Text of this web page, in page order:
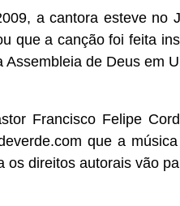
a cantora esteve no
que a canção foi feita
Assembleia de Deus em
Francisco Felipe
que a
os direitos autorais vão